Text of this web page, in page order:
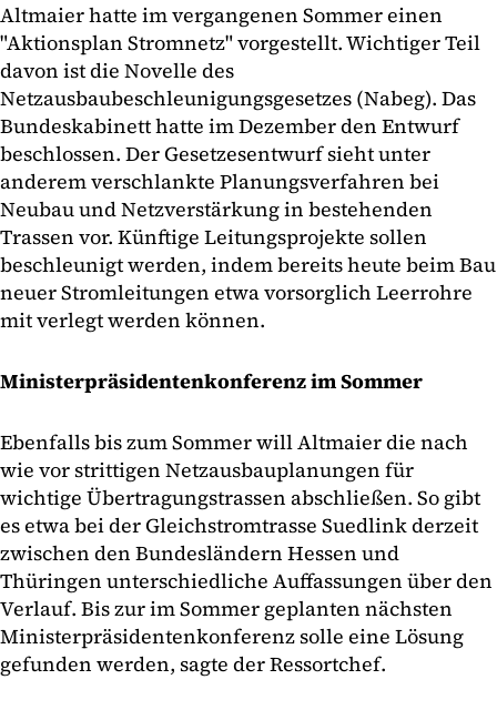
Altmaier hatte im vergangenen Sommer einen
"Aktionsplan Stromnetz" vorgestellt. Wichtiger Teil
davon ist die Novelle des
Netzausbaubeschleunigungsgesetzes (Nabeg). Das
Bundeskabinett hatte im Dezember den Entwurf
beschlossen. Der Gesetzesentwurf sieht unter
anderem verschlankte Planungsverfahren bei
Neubau und Netzverstärkung in bestehenden
Trassen vor. Künftige Leitungsprojekte sollen
beschleunigt werden, indem bereits heute beim Bau
neuer Stromleitungen etwa vorsorglich Leerrohre
mit verlegt werden können.
Ministerpräsidentenkonferenz im Sommer
Ebenfalls bis zum Sommer will Altmaier die nach
wie vor strittigen Netzausbauplanungen für
wichtige Übertragungstrassen abschließen. So gibt
es etwa bei der Gleichstromtrasse Suedlink derzeit
zwischen den Bundesländern Hessen und
Thüringen unterschiedliche Auffassungen über den
Verlauf. Bis zur im Sommer geplanten nächsten
Ministerpräsidentenkonferenz solle eine Lösung
gefunden werden, sagte der Ressortchef.